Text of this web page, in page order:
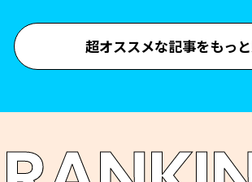
超オススメな記事をもっ